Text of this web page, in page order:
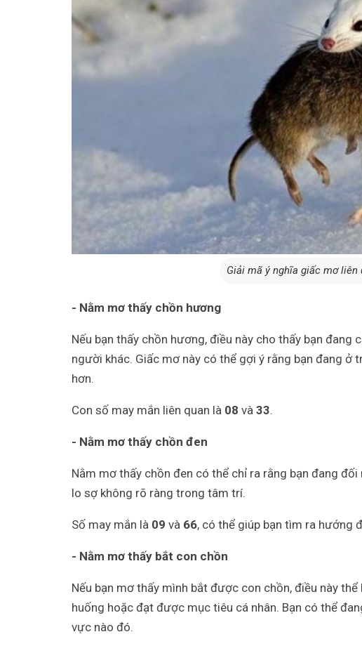
Giải mã ý nghĩa giấc mơ liên
- Nằm mơ thấy chồn hương
Nếu bạn thấy chồn hương, điều này cho thấy bạn
người khác. Giấc mơ này có thể gợi ý rằng bạn đang ở
hơn.
Con số may mắn liên quan là 08 và 33.
- Nằm mơ thấy chồn đen
Nằm mơ thấy chồn đen có thể chỉ ra rằng bạn đang
lo sợ không rõ ràng trong tâm trí.
Số may mắn là 09 và 66, có thể giúp bạn tìm ra hướng
- Nằm mơ thấy bắt con chồn
Nếu bạn mơ thấy mình bắt được con chồn, điều này
huống hoặc đạt được mục tiêu cá nhân. Bạn có thể
vực nào đó.